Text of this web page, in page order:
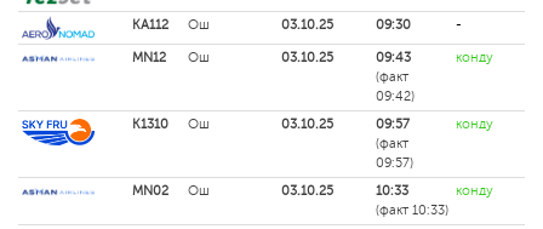
KA112
Ош 03.10.25 09:30 -
MN12 Ош 03.10.25
09:43
(факт
09:42)
конду
K1310 Ош 03.10.25
09:57
(факт
09:57)
конду
MN02 Ош 03.10.25
10:33
(факт 10:33)
конду